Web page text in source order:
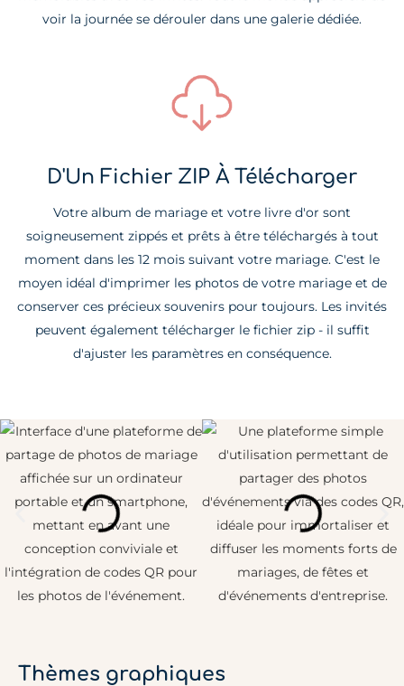
voir la journée se dérouler dans une galerie dédiée.
D'Un Fichier ZIP À Télécharger
Votre album de mariage et votre livre d'or sont
soigneusement zippés et prêts à être téléchargés à tout
moment dans les 12 mois suivant votre mariage. C'est le
moyen idéal d'imprimer les photos de votre mariage et de
conserver ces précieux souvenirs pour toujours. Les invités
peuvent également télécharger le fichier zip - il suffit
d'ajuster les paramètres en conséquence.
Thèmes graphiques